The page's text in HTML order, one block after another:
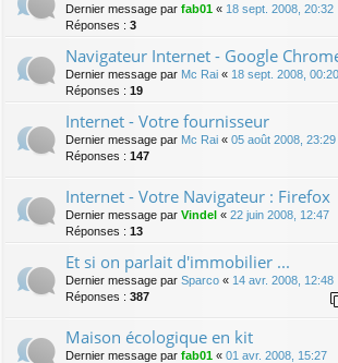
Dernier message par fab01 « 18 sept. 2008, 20:32
Réponses : 3
Navigateur Internet - Google
Dernier message par Mc Rai « 18 sept. 2008, 00:20
Réponses : 19
Internet - Votre fournisseur
Dernier message par Mc Rai « 05 août 2008, 23:29
Réponses : 147
Internet - Votre Navigateur : Firefox
Dernier message par Vindel « 22 juin 2008, 12:47
Réponses : 13
Et si on parlait d'immobilier ...
Dernier message par Sparco « 14 avr. 2008, 12:48
Réponses : 387
Maison écologique en kit
Dernier message par fab01 « 01 avr. 2008, 15:27